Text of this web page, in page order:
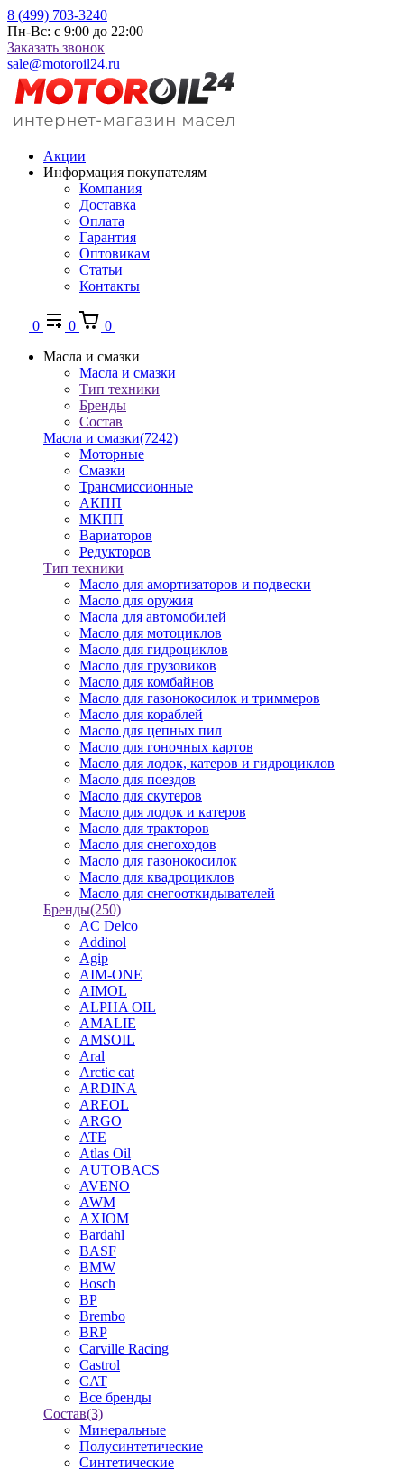
8 (499) 703-3240
Пн-Вс: с 9:00 до 22:00
Заказать звонок
sale@motoroil24.ru
Акции
Информация покупателям
Компания
Доставка
Оплата
Гарантия
Оптовикам
Статьи
Контакты
0 0
0
Масла и смазки
Масла и смазки
Тип техники
Бренды
Состав
Масла и смазки(7242)
Моторные
Смазки
Трансмиссионные
АКПП
МКПП
Вариаторов
Редукторов
Тип техники
Масло для амортизаторов и подвески
Масло для оружия
Масла для автомобилей
Масло для мотоциклов
Масло для гидроциклов
Масло для грузовиков
Масло для комбайнов
Масло для газонокосилок и триммеров
Масло для кораблей
Масло для цепных пил
Масло для гоночных картов
Масло для лодок, катеров и гидроциклов
Масло для поездов
Масло для скутеров
Масло для лодок и катеров
Масло для тракторов
Масло для снегоходов
Масло для газонокосилок
Масло для квадроциклов
Масло для снегооткидывателей
Бренды(250)
AC Delco
Addinol
Agip
AIM-ONE
AIMOL
ALPHA OIL
AMALIE
AMSOIL
Aral
Arctic cat
ARDINA
AREOL
ARGO
ATE
Atlas Oil
AUTOBACS
AVENO
AWM
AXIOM
Bardahl
BASF
BMW
Bosch
BP
Brembo
BRP
Carville Racing
Castrol
CAT
Все бренды
Состав(3)
Минеральные
Полусинтетические
Синтетические